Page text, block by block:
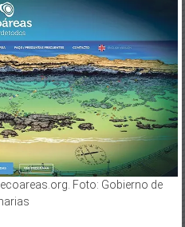
Foto: Gobierno de